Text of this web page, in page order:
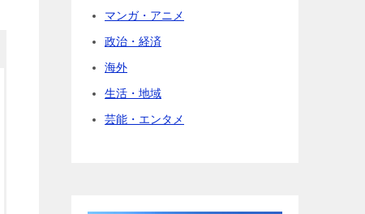
マンガ・アニメ
政治・経済
海外
生活・地域
芸能・エンタメ